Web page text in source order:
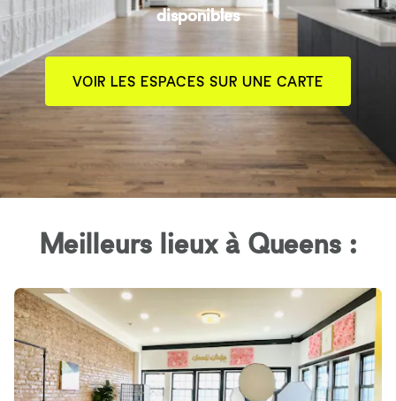
disponibles
VOIR LES ESPACES SUR UNE CARTE
Meilleurs lieux à Queens :